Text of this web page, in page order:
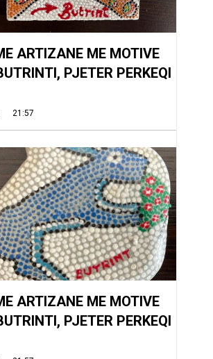
ARTIZANE ME MOTIVE
PJETER PERKEQI
21:57
ARTIZANE ME MOTIVE
PJETER PERKEQI